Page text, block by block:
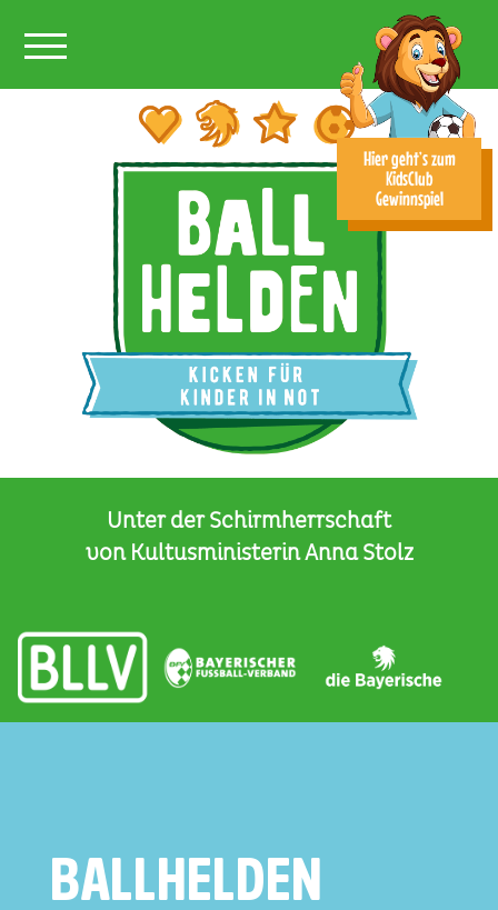
Hier geht’s zum
KidsClub
Gewinnspiel
Unter der Schirmherrschaft
von Kultusministerin Anna Stolz
BALLHELDEN